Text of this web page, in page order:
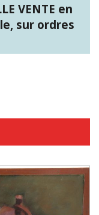
VENTE en
sur ordres